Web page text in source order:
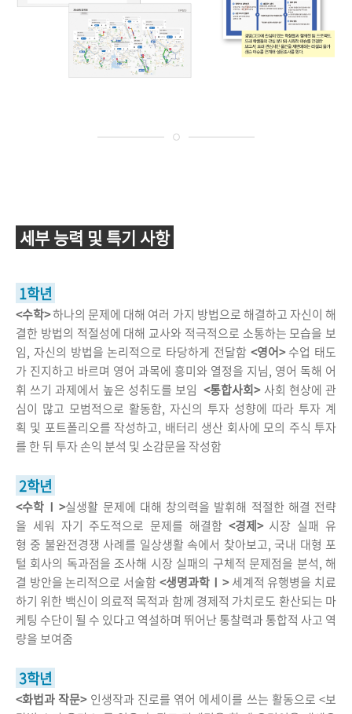
세부 능력 및 특기 사항
1학년
<수학>하나의 문제에 대해 여러 가지 방법으로 해결하고 자신이 해
결한 방법의 적절성에 대해 교사와 적극적으로 소통하는 모습을 보
임, 자신의 방법을 논리적으로 타당하게 전달함 <영어>수업 태도
가 진지하고 바르며 영어 과목에 흥미와 열정을 지님, 영어 독해 어
휘 쓰기 과제에서 높은 성취도를 보임<통합사회> 사회 현상에 관
심이 많고 모범적으로 활동함, 자신의 투자 성향에 따라 투자 계
획 및 포트폴리오를 작성하고, 배터리 생산 회사에 모의 주식 투자
를 한 뒤 투자 손익 분석 및 소감문을 작성함
2학년
<수학Ⅰ>실생활 문제에 대해 창의력을 발휘해 적절한 해결 전략
을 세워 자기 주도적으로 문제를 해결함 <경제>시장 실패 유
형 중 불완전경쟁 사례를 일상생활 속에서 찾아보고, 국내 대형 포
털 회사의 독과점을 조사해 시장 실패의 구체적 문제점을 분석, 해
결 방안을 논리적으로 서술함 <생명과학Ⅰ>세계적 유행병을 치료
하기 위한 백신이 의료적 목적과 함께 경제적 가치로도 환산되는 마
케팅 수단이 될 수 있다고 역설하며 뛰어난 통찰력과 통합적 사고 역
량을 보여줌
3학년
<화법과 작문>인생작과 진로를 엮어 에세이를 쓰는 활동으로 <보